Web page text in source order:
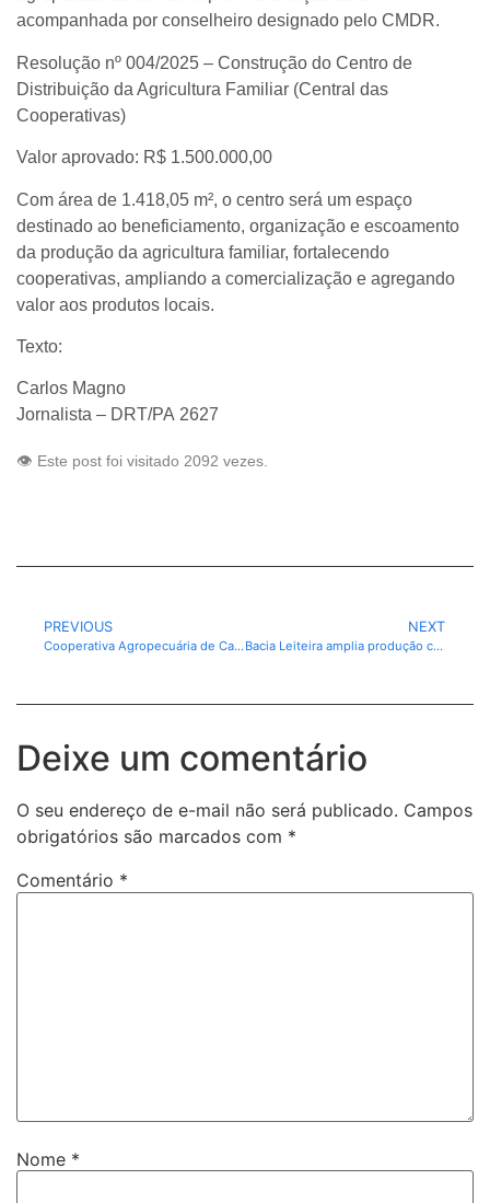
acompanhada por conselheiro designado pelo CMDR.
Resolução nº 004/2025 – Construção do Centro de
Distribuição da Agricultura Familiar (Central das
Cooperativas)
Valor aprovado: R$ 1.500.000,00
Com área de 1.418,05 m², o centro será um espaço
destinado ao beneficiamento, organização e escoamento
da produção da agricultura familiar, fortalecendo
cooperativas, ampliando a comercialização e agregando
valor aos produtos locais.
Texto:
Carlos Magno
Jornalista – DRT/PA 2627
👁️ Este post foi visitado 2092 vezes.
PREVIOUS
Cooperativa Agropecuária de Canaã dos Carajás apresenta projeto de Unidade de Beneficiamento de Leite e oficializa filiação à CUIA
NEXT
Bacia Leiteira amplia produção com incorporação de animais geneticamente melhorados
Deixe um comentário
O seu endereço de e-mail não será publicado. Campos
obrigatórios são marcados com *
Comentário *
Nome *